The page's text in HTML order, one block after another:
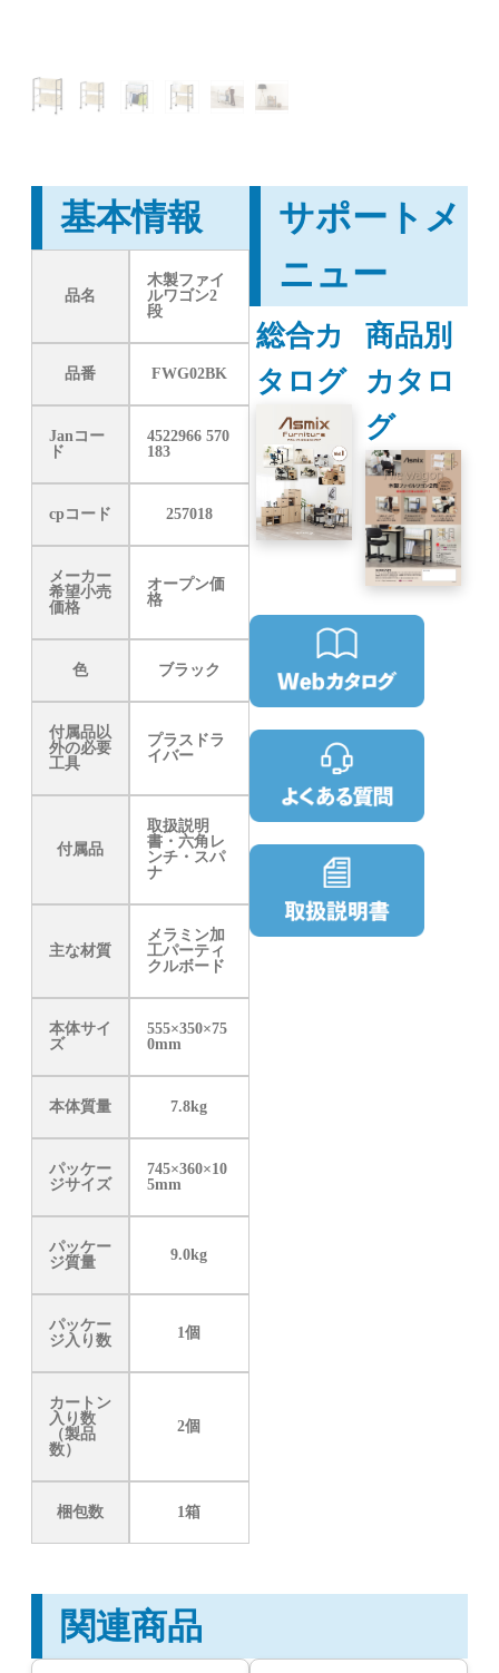
基本情報
品名
木製ファイ
ルワゴン2
段
品番 FWG02BK
Janコー
ド
4522966 570
183
cpコード 257018
メーカー
希望小売
価格
オープン価
格
色 ブラック
付属品以
外の必要
工具
プラスドラ
イバー
付属品
取扱説明
書・六角レ
ンチ・スパ
ナ
主な材質
メラミン加
工パーティ
クルボード
本体サイ
ズ
555×350×75
0mm
本体質量 7.8kg
パッケー
ジサイズ
745×360×10
5mm
パッケー
ジ質量
9.0kg
パッケー
ジ入り数
1個
カートン
入り数
（製品
数）
2個
梱包数 1箱
サポートメ
ニュー
総合カ
タログ
商品別
カタロ
グ
関連商品